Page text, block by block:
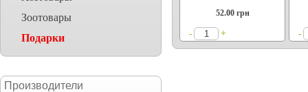
Зоотовары
Подарки
Производители
52.00грн
- + -